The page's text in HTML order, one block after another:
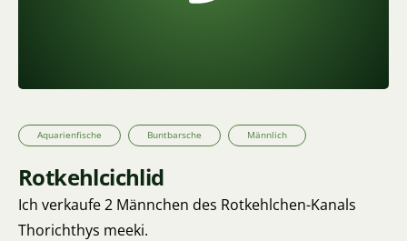
Aquarienfische Buntbarsche Männlich
Rotkehlcichlid
Ich verkaufe 2 Männchen des Rotkehlchen-Kanals
Thorichthys meeki.